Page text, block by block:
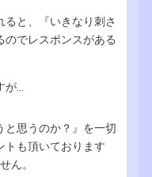
と、『いきなり刺さ
でレスポンスがある
が...
と思うのか？』を一切
トも頂いております
ん。